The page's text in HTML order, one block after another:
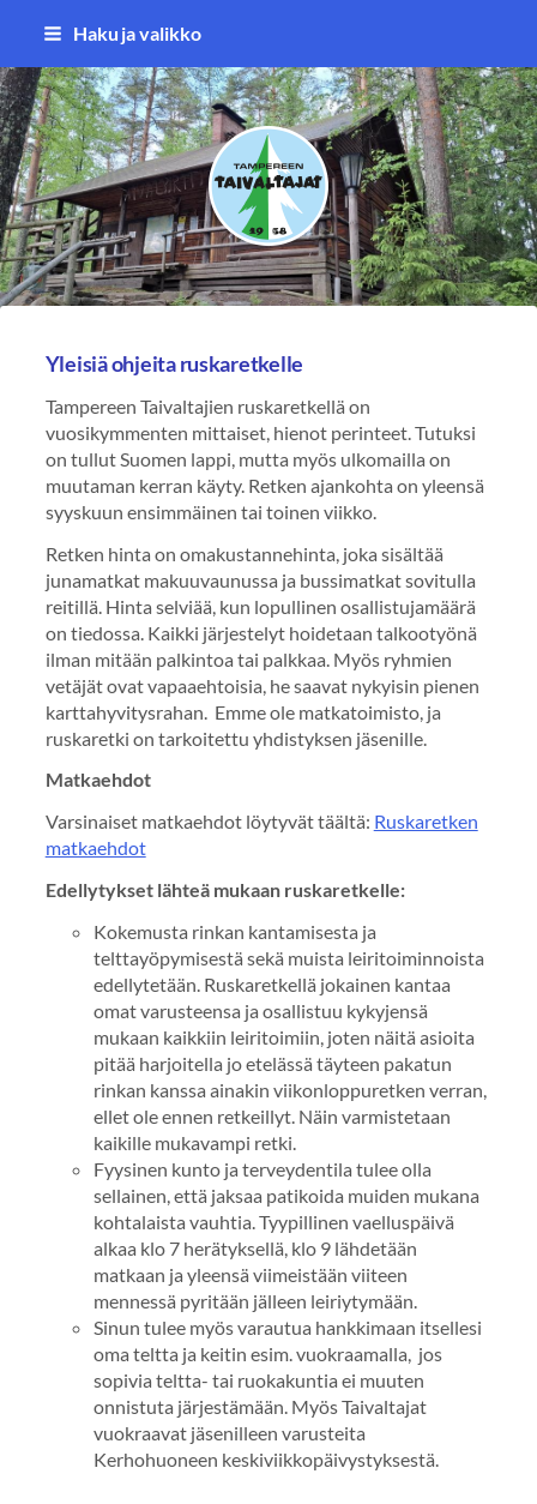
Siirry
sisältöön
Haku ja valikko
Tampereen Taivaltajat ry
Yleisiä ohjeita ruskaretkelle
Tampereen Taivaltajien ruskaretkellä on
vuosikymmenten mittaiset, hienot perinteet. Tutuksi
on tullut Suomen lappi, mutta myös ulkomailla on
muutaman kerran käyty. Retken ajankohta on yleensä
syyskuun ensimmäinen tai toinen viikko.
Retken hinta on omakustannehinta, joka sisältää
junamatkat makuuvaunussa ja bussimatkat sovitulla
reitillä. Hinta selviää, kun lopullinen osallistujamäärä
on tiedossa. Kaikki järjestelyt hoidetaan talkootyönä
ilman mitään palkintoa tai palkkaa. Myös ryhmien
vetäjät ovat vapaaehtoisia, he saavat nykyisin pienen
karttahyvitysrahan. Emme ole matkatoimisto, ja
ruskaretki on tarkoitettu yhdistyksen jäsenille.
Matkaehdot
Varsinaiset matkaehdot löytyvät täältä: Ruskaretken
matkaehdot
Edellytykset lähteä mukaan ruskaretkelle:
Kokemusta rinkan kantamisesta ja
telttayöpymisestä sekä muista leiritoiminnoista
edellytetään. Ruskaretkellä jokainen kantaa
omat varusteensa ja osallistuu kykyjensä
mukaan kaikkiin leiritoimiin, joten näitä asioita
pitää harjoitella jo etelässä täyteen pakatun
rinkan kanssa ainakin viikonloppuretken verran,
ellet ole ennen retkeillyt. Näin varmistetaan
kaikille mukavampi retki.
Fyysinen kunto ja terveydentila tulee olla
sellainen, että jaksaa patikoida muiden mukana
kohtalaista vauhtia. Tyypillinen vaelluspäivä
alkaa klo 7 herätyksellä, klo 9 lähdetään
matkaan ja yleensä viimeistään viiteen
mennessä pyritään jälleen leiriytymään.
Sinun tulee myös varautua hankkimaan itsellesi
oma teltta ja keitin esim. vuokraamalla, jos
sopivia teltta- tai ruokakuntia ei muuten
onnistuta järjestämään. Myös Taivaltajat
vuokraavat jäsenilleen varusteita
Kerhohuoneen keskiviikkopäivystyksestä.